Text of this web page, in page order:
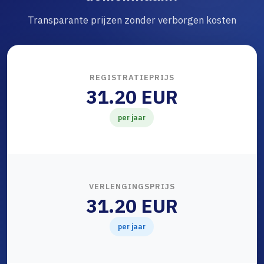
Transparante prijzen zonder verborgen kosten
REGISTRATIEPRIJS
31.20 EUR
per jaar
VERLENGINGSPRIJS
31.20 EUR
per jaar